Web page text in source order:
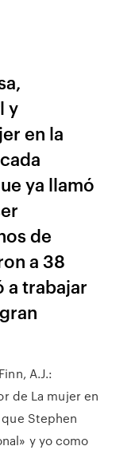
y
en la
ya llamó
de
a 38
a trabajar
A.J.:
de La mujer en
Stephen
y yo como